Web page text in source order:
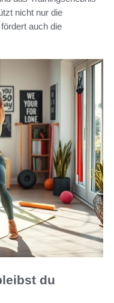
nicht nur die
auch die
du